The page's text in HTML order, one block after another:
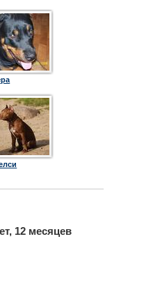
12 месяцев